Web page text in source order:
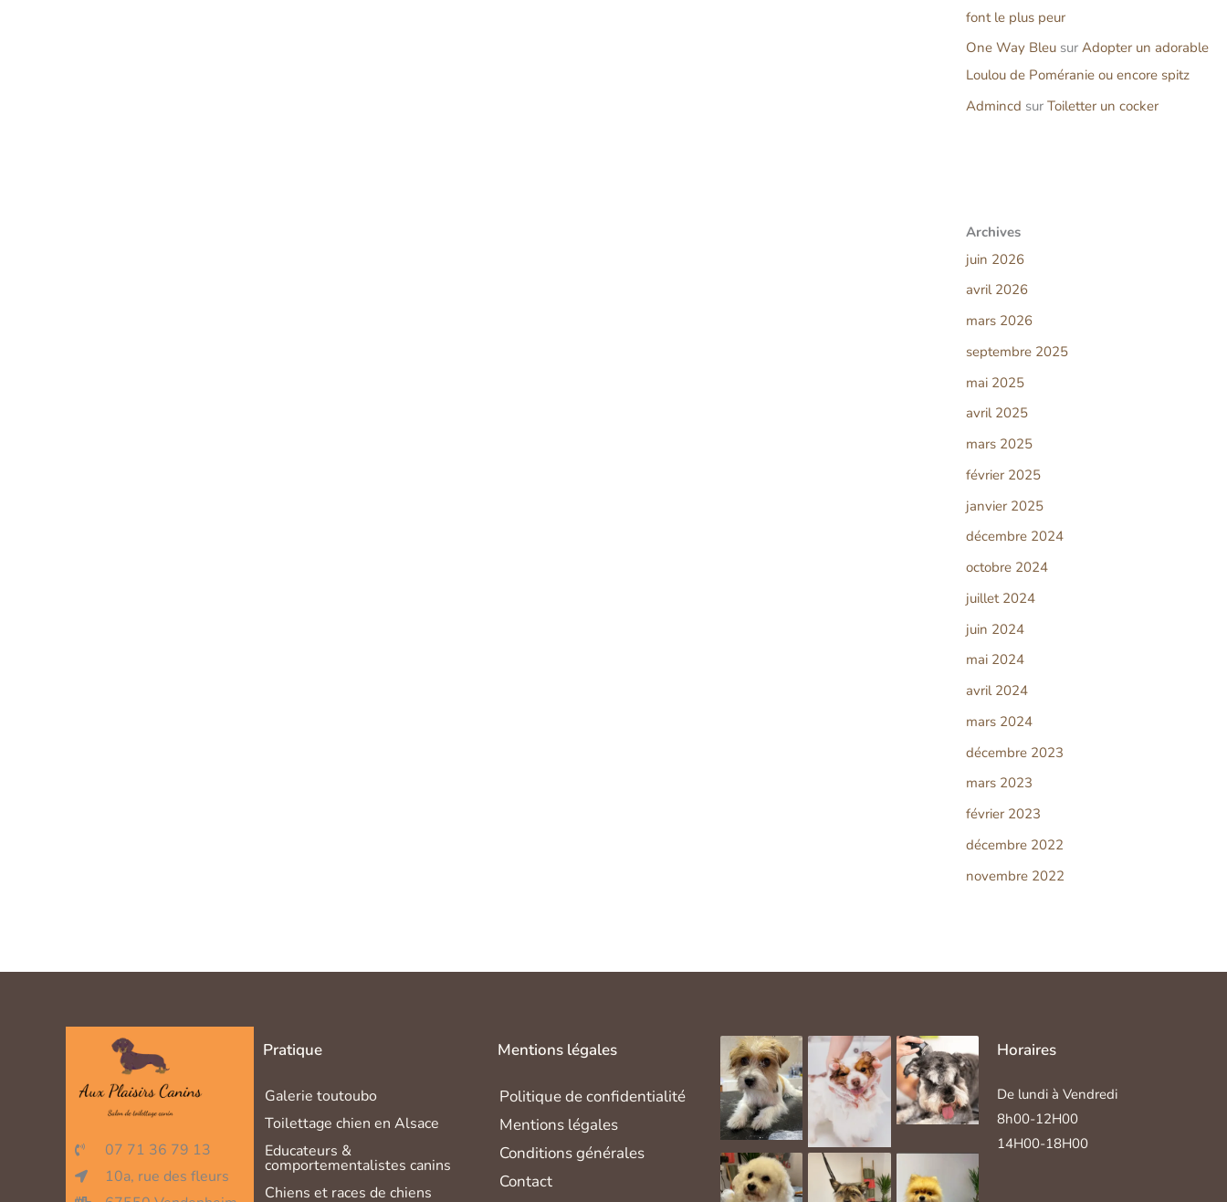
font le plus peur
One Way Bleu sur Adopter un adorable
Loulou de Poméranie ou encore spitz
Admincd sur Toiletter un cocker
Archives
juin 2026
avril 2026
mars 2026
septembre 2025
mai 2025
avril 2025
mars 2025
février 2025
janvier 2025
décembre 2024
octobre 2024
juillet 2024
juin 2024
mai 2024
avril 2024
mars 2024
décembre 2023
mars 2023
février 2023
décembre 2022
novembre 2022
07 71 36 79 13
10a, rue des fleurs
Pratique
Galerie toutoubo
Toilettage chien en Alsace
Educateurs &
comportementalistes canins
Chiens et races de chiens
Mentions légales
Politique de confidentialité
Mentions légales
Conditions générales
Contact
Horaires
De lundi à Vendredi
8h00-12H00
14H00-18H00